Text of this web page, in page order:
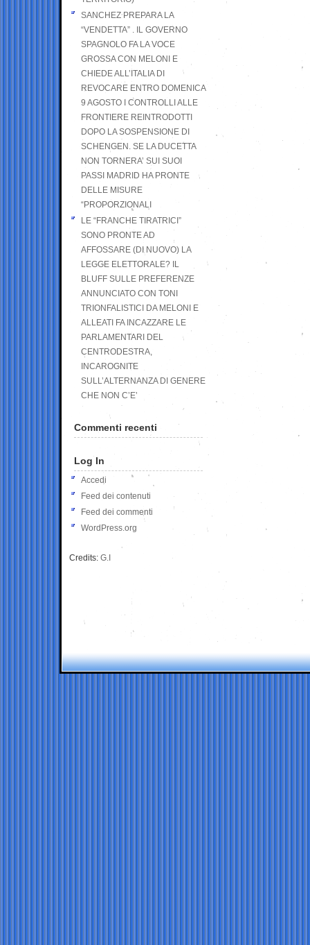
SANCHEZ PREPARA LA
“VENDETTA” . IL GOVERNO
SPAGNOLO FA LA VOCE
GROSSA CON MELONI E
CHIEDE ALL’ITALIA DI
REVOCARE ENTRO DOMENICA
9 AGOSTO I CONTROLLI ALLE
FRONTIERE REINTRODOTTI
DOPO LA SOSPENSIONE DI
SCHENGEN. SE LA DUCETTA
NON TORNERA’ SUI SUOI
PASSI MADRID HA PRONTE
DELLE MISURE
“PROPORZIONALI
LE “FRANCHE TIRATRICI”
SONO PRONTE AD
AFFOSSARE (DI NUOVO) LA
LEGGE ELETTORALE? IL
BLUFF SULLE PREFERENZE
ANNUNCIATO CON TONI
TRIONFALISTICI DA MELONI E
ALLEATI FA INCAZZARE LE
PARLAMENTARI DEL
CENTRODESTRA,
INCAROGNITE
SULL’ALTERNANZA DI GENERE
CHE NON C’E’
Commenti recenti
Log In
Accedi
Feed dei contenuti
Feed dei commenti
WordPress.org
Credits: G.I